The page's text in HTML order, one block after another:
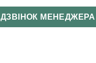
ДЗВІНОК МЕНЕДЖЕРА